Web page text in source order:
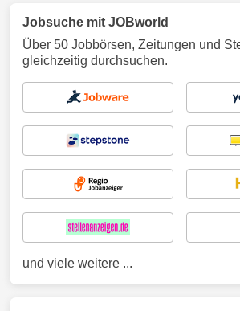
Jobsuche mit JOBworld
Über 50 Jobbörsen, Zeitungen und
gleichzeitig durchsuchen.
und viele weitere ...